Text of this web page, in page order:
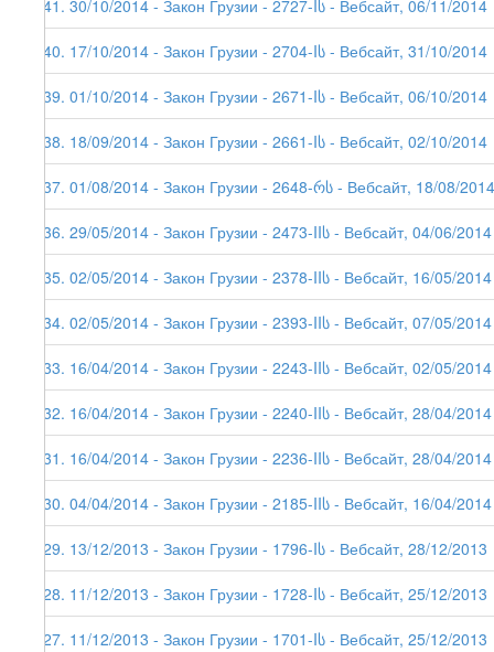
141. 30/10/2014 - Закон Грузии - 2727-Iს - Вебсайт, 06/11/2014
140. 17/10/2014 - Закон Грузии - 2704-Iს - Вебсайт, 31/10/2014
139. 01/10/2014 - Закон Грузии - 2671-Iს - Вебсайт, 06/10/2014
138. 18/09/2014 - Закон Грузии - 2661-Iს - Вебсайт, 02/10/2014
137. 01/08/2014 - Закон Грузии - 2648-რს - Вебсайт, 18/08/2014
136. 29/05/2014 - Закон Грузии - 2473-IIს - Вебсайт, 04/06/2014
135. 02/05/2014 - Закон Грузии - 2378-IIს - Вебсайт, 16/05/2014
134. 02/05/2014 - Закон Грузии - 2393-IIს - Вебсайт, 07/05/2014
133. 16/04/2014 - Закон Грузии - 2243-IIს - Вебсайт, 02/05/2014
132. 16/04/2014 - Закон Грузии - 2240-IIს - Вебсайт, 28/04/2014
131. 16/04/2014 - Закон Грузии - 2236-IIს - Вебсайт, 28/04/2014
130. 04/04/2014 - Закон Грузии - 2185-IIს - Вебсайт, 16/04/2014
129. 13/12/2013 - Закон Грузии - 1796-Iს - Вебсайт, 28/12/2013
128. 11/12/2013 - Закон Грузии - 1728-Iს - Вебсайт, 25/12/2013
127. 11/12/2013 - Закон Грузии - 1701-Iს - Вебсайт, 25/12/2013